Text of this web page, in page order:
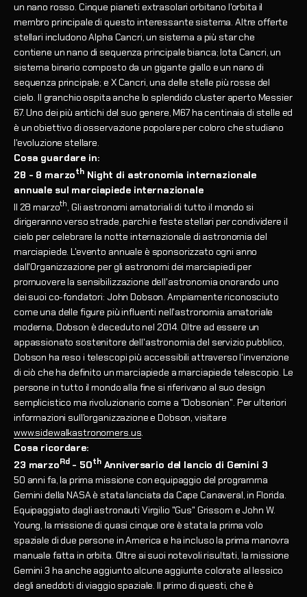
un nano rosso. Cinque pianeti extrasolari orbitano l'orbita il
membro principale di questo interessante sistema. Altre offerte
stellari includono Alpha Cancri, un sistema a più star che
contiene un nano di sequenza principale bianca; Iota Cancri, un
sistema binario composto da un gigante giallo e un nano di
sequenza principale; e X Cancri, una delle stelle più rosse del
cielo. Il granchio ospita anche lo splendido cluster aperto Messier
67. Uno dei più antichi del suo genere, M67 ha centinaia di stelle ed
è un obiettivo di osservazione popolare per coloro che studiano
l'evoluzione stellare.
Cosa guardare in:
28 - 8 marzoth Night di astronomia internazionale
annuale sul marciapiede internazionale
Il 28 marzoth , Gli astronomi amatoriali di tutto il mondo si
dirigeranno verso strade, parchi e feste stellari per condividere il
cielo per celebrare la notte internazionale di astronomia del
marciapiede. L'evento annuale è sponsorizzato ogni anno
dall'Organizzazione per gli astronomi dei marciapiedi per
promuovere la sensibilizzazione dell'astronomia onorando uno
dei suoi co-fondatori: John Dobson. Ampiamente riconosciuto
come una delle figure più influenti nell'astronomia amatoriale
moderna, Dobson è deceduto nel 2014. Oltre ad essere un
appassionato sostenitore dell'astronomia del servizio pubblico,
Dobson ha reso i telescopi più accessibili attraverso l'invenzione
di ciò che ha definito un marciapiede a marciapiede telescopio. Le
persone in tutto il mondo alla fine si riferivano al suo design
semplicistico ma rivoluzionario come a "Dobsonian". Per ulteriori
informazioni sull'organizzazione e Dobson, visitare
www.sidewalkastronomers.us.
Cosa ricordare:
23 marzoRd- 50thAnniversario del lancio di Gemini 3
50 anni fa, la prima missione con equipaggio del programma
Gemini della NASA è stata lanciata da Cape Canaveral, in Florida.
Equipaggiato dagli astronauti Virgilio "Gus" Grissom e John W.
Young, la missione di quasi cinque ore è stata la prima volo
spaziale di due persone in America e ha incluso la prima manovra
manuale fatta in orbita. Oltre ai suoi notevoli risultati, la missione
Gemini 3 ha anche aggiunto alcune aggiunte colorate al lessico
degli aneddoti di viaggio spaziale. Il primo di questi, che è